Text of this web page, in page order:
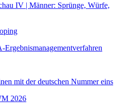
IV | Männer: Sprünge, Würfe,
mit der deutschen Nummer eins
2026